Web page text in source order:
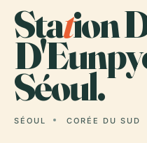
Station
Séoul.
SÉOUL CORÉE DU SUD